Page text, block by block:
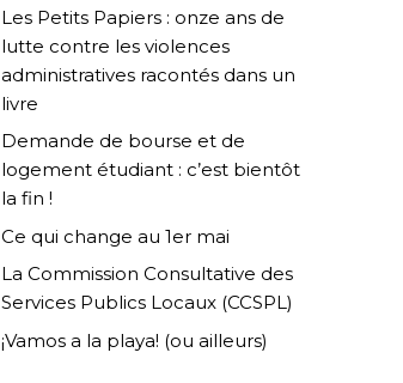
Les Petits Papiers : onze ans de
lutte contre les violences
administratives racontés dans un
livre
Demande de bourse et de
logement étudiant : c’est bientôt
la fin !
Ce qui change au 1er mai
La Commission Consultative des
Services Publics Locaux (CCSPL)
¡Vamos a la playa! (ou ailleurs)